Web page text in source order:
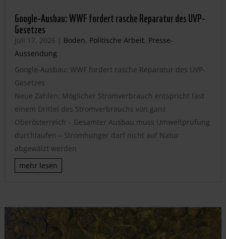
Google-Ausbau: WWF fordert rasche Reparatur des UVP-
Gesetzes
Juli 17, 2026 | Boden, Politische Arbeit, Presse-
Aussendung
Google-Ausbau: WWF fordert rasche Reparatur des UVP-
Gesetzes
Neue Zahlen: Möglicher Stromverbrauch entspricht fast
einem Drittel des Stromverbrauchs von ganz
Oberösterreich – Gesamter Ausbau muss Umweltprüfung
durchlaufen – Stromhunger darf nicht auf Natur
abgewälzt werden
mehr lesen